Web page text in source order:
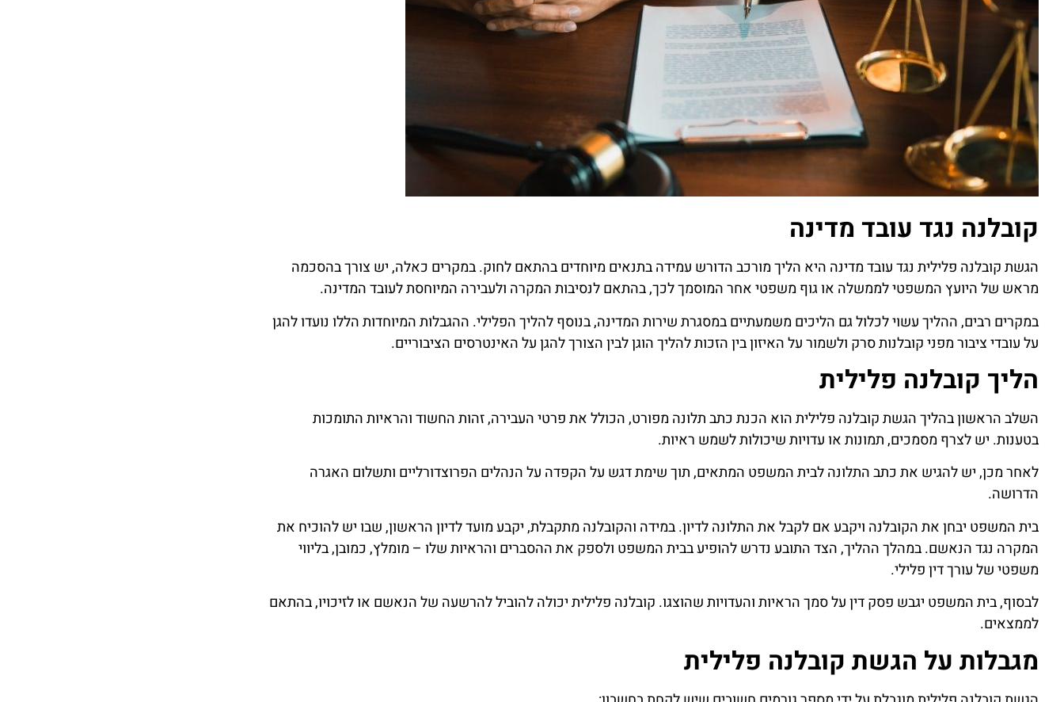
קובלנה נגד עובד מדינה
הגשת קובלנה פלילית נגד עובד מדינה היא הליך מורכב הדורש עמידה בתנאים מיוחדים בהתאם לחוק. במקרים כאלה, יש צורך בהסכמה
מראש של היועץ המשפטי לממשלה או גוף משפטי אחר המוסמך לכך, בהתאם לנסיבות המקרה ולעבירה המיוחסת לעובד המדינה.
במקרים רבים, ההליך עשוי לכלול גם הליכים משמעתיים במסגרת שירות המדינה, בנוסף להליך הפלילי. ההגבלות המיוחדות הללו נועדו להגן
על עובדי ציבור מפני קובלנות סרק ולשמור על האיזון בין הזכות להליך הוגן לבין הצורך להגן על האינטרסים הציבוריים.
הליך קובלנה פלילית
השלב הראשון בהליך הגשת קובלנה פלילית הוא הכנת כתב תלונה מפורט, הכולל את פרטי העבירה, זהות החשוד והראיות התומכות
בטענות. יש לצרף מסמכים, תמונות או עדויות שיכולות לשמש ראיות.
לאחר מכן, יש להגיש את כתב התלונה לבית המשפט המתאים, תוך שימת דגש על הקפדה על הנהלים הפרוצדורליים ותשלום האגרה
הדרושה.
בית המשפט יבחן את הקובלנה ויקבע אם לקבל את התלונה לדיון. במידה והקובלנה מתקבלת, יקבע מועד לדיון הראשון, שבו יש להוכיח את
המקרה נגד הנאשם. במהלך ההליך, הצד התובע נדרש להופיע בבית המשפט ולספק את ההסברים והראיות שלו – מומלץ, כמובן, בליווי
משפטי של עורך דין פלילי.
לבסוף, בית המשפט יגבש פסק דין על סמך הראיות והעדויות שהוצגו. קובלנה פלילית יכולה להוביל להרשעה של הנאשם או לזיכויו, בהתאם
לממצאים.
מגבלות על הגשת קובלנה פלילית